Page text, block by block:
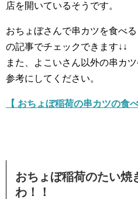
店を開いているそうです。
おちょぼさんで串カツを食べ
の記事でチェックできます↓↓
また、よこいさん以外の串カ
参考にしてください。
【 おちょぼ稲荷の串カツの食
おちょぼ稲荷のたい焼
わ！！